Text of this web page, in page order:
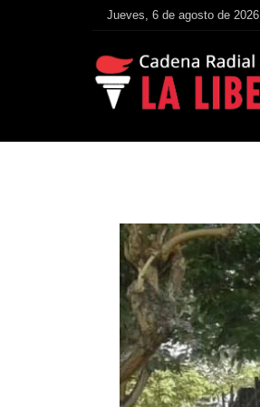
Jueves, 6 de agosto de 2026